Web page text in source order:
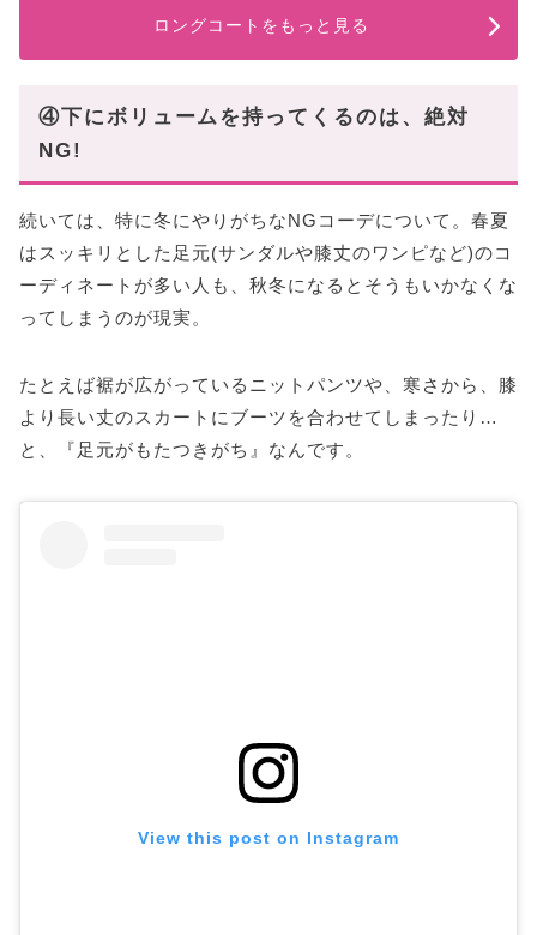
ロングコートをもっと見る
④下にボリュームを持ってくるのは、絶対
NG!
続いては、特に冬にやりがちなNGコーデについて。春夏
はスッキリとした足元(サンダルや膝丈のワンピなど)のコ
ーディネートが多い人も、秋冬になるとそうもいかなくな
ってしまうのが現実。
たとえば裾が広がっているニットパンツや、寒さから、膝
より長い丈のスカートにブーツを合わせてしまったり…
と、『足元がもたつきがち』なんです。
View this post on Instagram